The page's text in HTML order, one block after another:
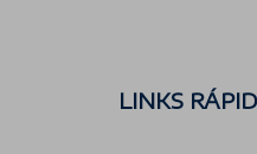
LINKS